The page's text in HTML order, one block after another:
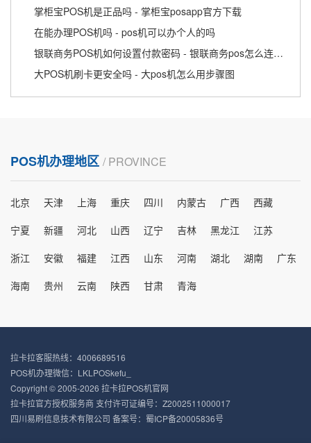
掌柜宝POS机是正品吗 - 掌柜宝posapp官方下载
在能办理POS机吗 - pos机可以办个人的吗
银联商务POS机如何设置付款密码 - 银联商务pos怎么连接无线
大POS机刷卡更安全吗 - 大pos机怎么用步骤图
POS机办理地区 / PROVINCE
北京 天津 上海 重庆 四川 内蒙古 广西
西藏
宁夏
新疆 河北 山西 辽宁 吉林 黑龙江
江苏
浙江
安徽 福建 江西 山东 河南 湖北 湖南
广东
海南
贵州 云南 陕西 甘肃 青海
拉卡拉客服热线：4006689516
POS机办理微信：LKLPOSkefu_
Copyright © 2005-2026 拉卡拉POS机官网
拉卡拉官方授权服务商 支付许可证编号：Z2002511000017
四川易刷信息技术有限公司 备案号： 蜀ICP备20005836号